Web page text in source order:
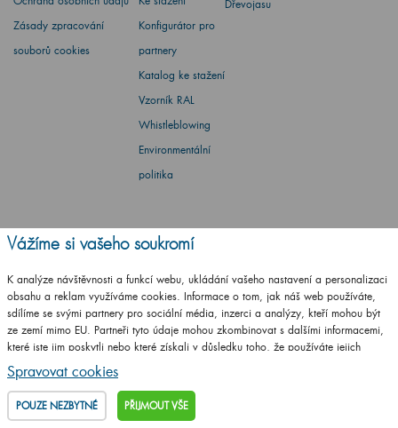
Zásady zpracování
souborů cookies
Konfigurátor pro
partnery
Katalog ke stažení
Vzorník RAL
Whistleblowing
Environmentální
politika
Dřevojasu
Barbora Stoklasová
Máte dotaz? Ptejte se
+420461 653 937
Po - Pá: 8-17 hod.
info@drevojas.cz
Vážíme si vašeho soukromí
K analýze návštěvnosti a funkcí webu, ukládání vašeho nastavení a personalizaci
obsahu a reklam využíváme cookies. Informace o tom, jak náš web používáte,
sdílíme se svými partnery pro sociální média, inzerci a analýzy, kteří mohou být
ze zemí mimo EU. Partneři tyto údaje mohou zkombinovat s dalšími informacemi,
které jste jim poskytli nebo které získali v důsledku toho, že používáte jejich
služby.
Podrobné informace
Spravovat cookies
POUZE NEZBYTNÉ PŘIJMOUT VŠE